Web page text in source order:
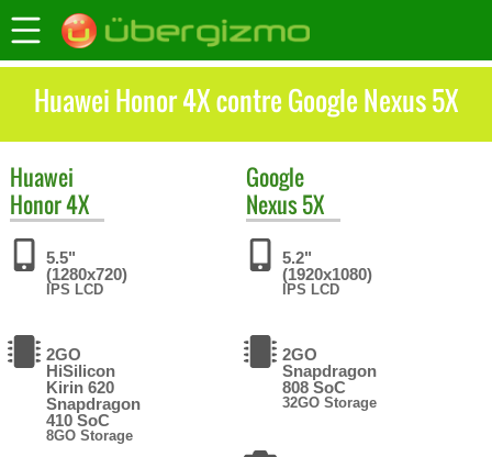
Huawei Honor 4X contre Google Nexus 5X
Huawei
Honor 4X
5.5"
(1280x720)
IPS LCD
2GO
HiSilicon
Kirin 620
Snapdragon
410 SoC
8GO Storage
Google
Nexus 5X
5.2"
(1920x1080)
IPS LCD
2GO
Snapdragon
808 SoC
32GO Storage